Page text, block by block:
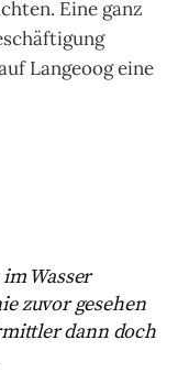
Eine ganz
Langeoog eine
Wasser
zuvor gesehen
dann doch